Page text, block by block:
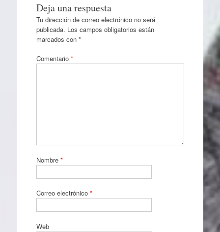
Deja una respuesta
Tu dirección de correo electrónico no será
publicada. Los campos obligatorios están
marcados con *
Comentario *
Nombre *
Correo electrónico *
Web